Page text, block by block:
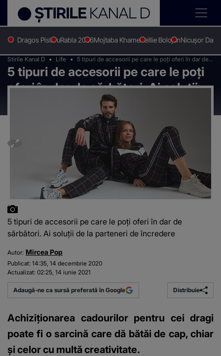
Dragos PislaruRabla 2026Mojtaba KhameneiIlie BolojanNicușor Dan
Stirile Kanal D Life
5 tipuri de accesorii pe care le poți oferi în dar de
sărbători. Ai soluții de la parteneri de încredere
5 tipuri de accesorii pe care le poți
oferi în dar de sărbători. Ai soluții
de la parteneri de încredere
5 tipuri de accesorii pe care le poți oferi în dar de
sărbători. Ai soluții de la parteneri de încredere
Autor: Mircea Pop
Publicat: 14:35, 14 decembrie 2020
Actualizat: 02:25, 14 iunie 2021
Adaugă-ne ca sursă preferată în Google Distribuie
Achiziționarea cadourilor pentru cei dragi
poate fi o sarcină care dă bătăi de cap, chiar
şi celor cu multă creativitate.